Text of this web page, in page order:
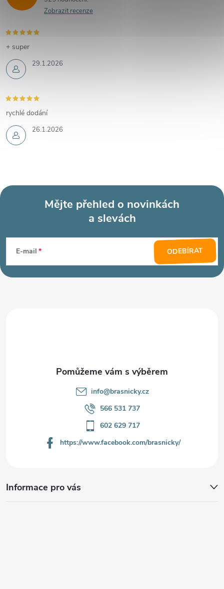
Zobrazit recenze
29.1.2026
+ super
26.1.2026
rychlé dodání
p
Mějte přehled o novinkách
a slevách
E-mail ODEBÍRAT
info@brasnicky.cz
566 531 737
602 629 717
https://www.facebook.com/brasnicky/
Informace pro vás